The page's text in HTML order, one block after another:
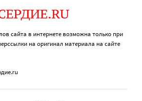
сайта в интернете возможна только при
на оригинал материала на сайте